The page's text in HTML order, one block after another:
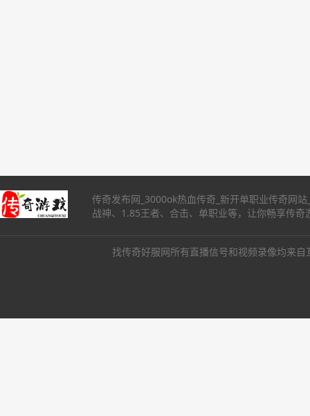
传奇发布网_3000ok热血传奇_新开单职业传奇网
战神、1.85王者、合击、单职业等，让你畅享传
找传奇好服网所有直播信号和视频录像均来